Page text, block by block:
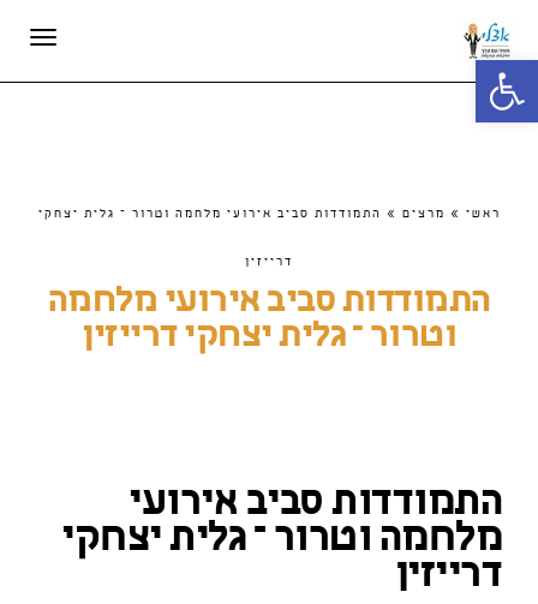
פתח סרגל נגישות
ראשי » מרצים » התמודדות סביב אירועי מלחמה וטרור – גלית יצחקי
דרייזין
התמודדות סביב אירועי מלחמה
וטרור – גלית יצחקי דרייזין
התמודדות סביב אירועי
מלחמה וטרור – גלית יצחקי
דרייזין